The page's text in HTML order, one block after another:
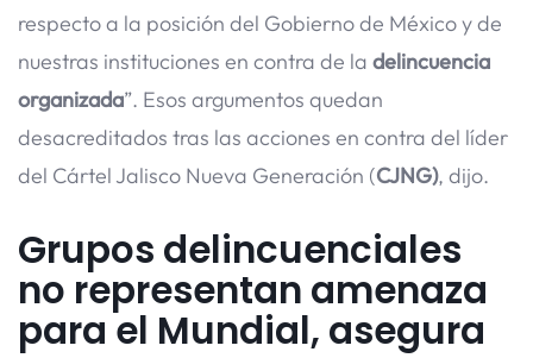
respecto a la posición del Gobierno de México y de
nuestras instituciones en contra de la delincuencia
organizada”. Esos argumentos quedan
desacreditados tras las acciones en contra del líder
del Cártel Jalisco Nueva Generación (CJNG), dijo.
Grupos delincuenciales
no representan amenaza
para el Mundial, asegura